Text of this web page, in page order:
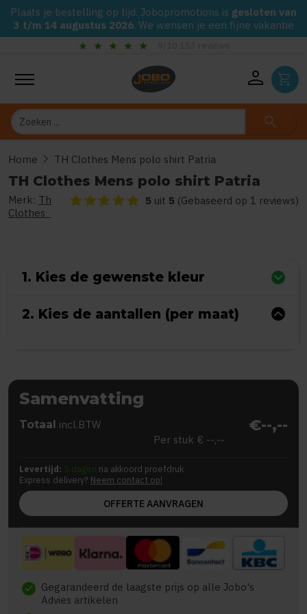
Plaats je bestelling op tijd. Jobopromotions is gesloten van
3 t/m 14 augustus 2026. We wensen je een fijne vakantie
9/10 153 reviews
person shopping_cart
Zoeken search
Home chevron_right TH Clothes Mens polo shirt Patria
TH Clothes Mens polo shirt Patria
Merk: Th
Clothes
De beoordeling van dit product is5 van de 5
5 uit 5 (Gebaseerd op 1 reviews)
1. Kies de gewenste kleur
2. Kies de aantallen (per maat)
Samenvatting
Totaal incl.BTW €--,--
Per stuk € --,--
Levertijd: 5 dagen na akkoord proefdruk
Express delivery? Neem contact op!
OFFERTE AANVRAGEN
check Gegarandeerd de laagste prijs op alle Jobo's
Advies artikelen